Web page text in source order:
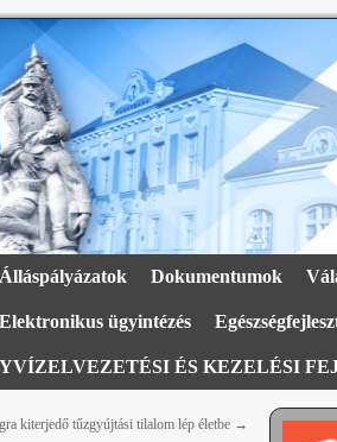
Álláspályázatok Dokumentumok
Elektronikus ügyintézés
ÉS KEZELÉSI
kiterjedő tűzgyújtási tilalom lép életbe →